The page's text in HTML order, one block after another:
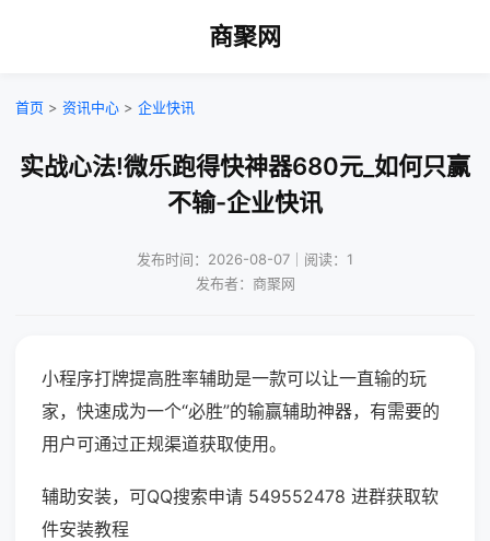
商聚网
首页 > 资讯中心 > 企业快讯
实战心法!微乐跑得快神器680元_如何只赢
不输-企业快讯
发布时间：2026-08-07｜阅读：1
发布者：商聚网
小程序打牌提高胜率辅助是一款可以让一直输的玩
家，快速成为一个“必胜”的输赢辅助神器，有需要的
用户可通过正规渠道获取使用。
辅助安装，可QQ搜索申请 549552478 进群获取软
件安装教程